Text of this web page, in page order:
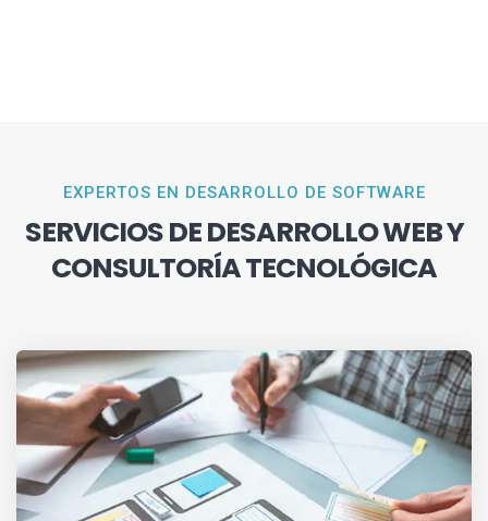
EXPERTOS EN DESARROLLO DE SOFTWARE
SERVICIOS DE DESARROLLO WEB Y
CONSULTORÍA TECNOLÓGICA